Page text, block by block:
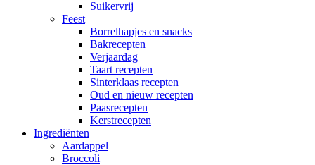
Suikervrij
Feest
Borrelhapjes en snacks
Bakrecepten
Verjaardag
Taart recepten
Sinterklaas recepten
Oud en nieuw recepten
Paasrecepten
Kerstrecepten
Ingrediënten
Aardappel
Broccoli